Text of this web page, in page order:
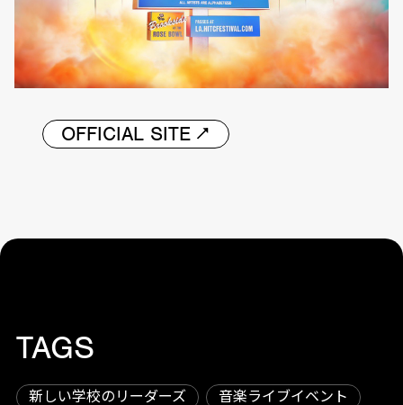
OFFICIAL SITE
TAGS
新しい学校のリーダーズ 音楽ライブイベント